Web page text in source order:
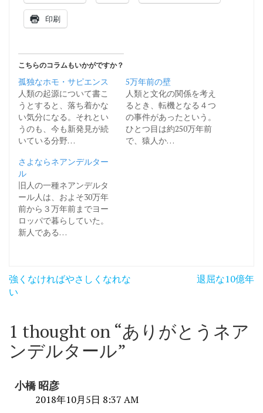
印刷
こちらのコラムもいかがですか？
孤独なホモ・サピエンス
人類の起源について書こ
うとすると、落ち着かな
い気分になる。それとい
うのも、今も新発見が続
いている分野…
5万年前の壁
人類と文化の関係を考え
るとき、転機となる４つ
の事件があったという。
ひとつ目は約250万年前
で、猿人か…
さよならネアンデルター
ル
旧人の一種ネアンデルタ
ール人は、およそ30万年
前から３万年前までヨー
ロッパで暮らしていた。
新人である…
投
稿
ビ
ゲ
シ
強くなければやさしくなれな
い
退屈な10億年
1 thought on “ありがとうネア
ンデルタール”
小橋 昭彦
2018年10月5日 8:37 AM